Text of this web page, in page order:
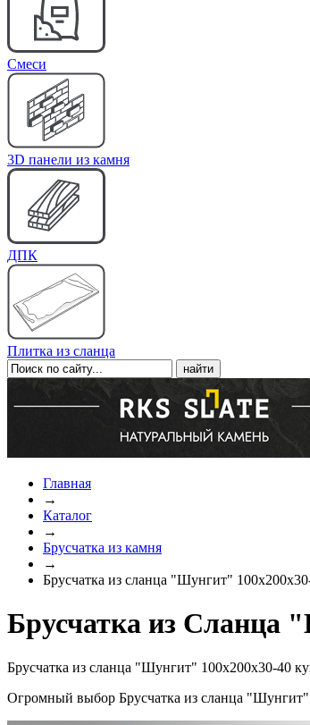
Cмеси
3D панели из камня
ДПК
Плитка из сланца
Главная
→
Каталог
→
Брусчатка из камня
→
Брусчатка из сланца "Шунгит"
Брусчатка из Сланца
Брусчатка из сланца "Шунгит" 100х200х30-40
Огромный выбор Брусчатка из сланца